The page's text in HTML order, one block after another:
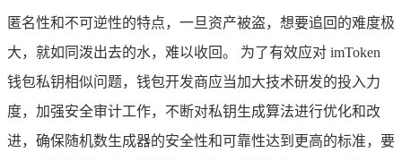
匿名性和不可逆性的特点，一旦资产被盗，想要追回的难度极
大，就如同泼出去的水，难以收回。 为了有效应对 imToken
钱包私钥相似问题，钱包开发商应当加大技术研发的投入力
度，加强安全审计工作，不断对私钥生成算法进行优化和改
进，确保随机数生成器的安全性和可靠性达到更高的标准，要